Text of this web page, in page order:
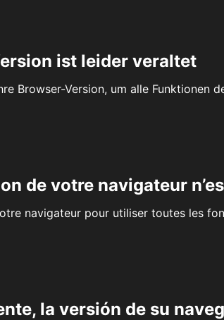
ist leider veraltet
Browser-Version, um alle Funktionen
de votre navigateur
navigateur pour utiliser toutes les
la versión de su